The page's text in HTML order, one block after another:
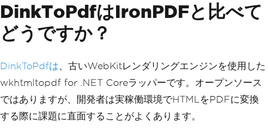
DinkToPdfはIronPDFと比べて
どうですか？
DinkToPdfは 、古いWebKitレンダリングエンジンを使用した
wkhtmltopdf for .NET Coreラッパーです。オープンソース
ではありますが、開発者は実稼働環境でHTMLをPDFに変換
する際に課題に直面することがよくあります。